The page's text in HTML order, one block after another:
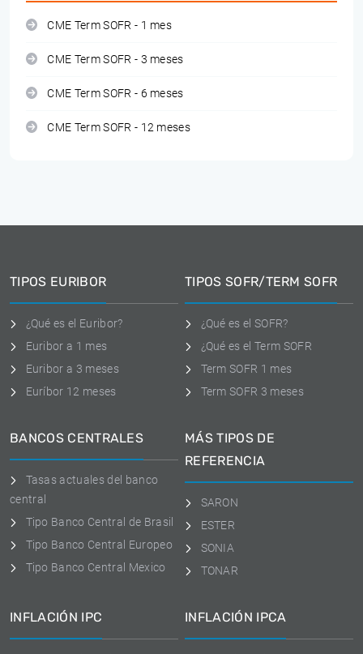
CME Term SOFR - 1 mes
CME Term SOFR - 3 meses
CME Term SOFR - 6 meses
CME Term SOFR - 12 meses
TIPOS EURIBOR
¿Qué es el Euribor?
Euribor a 1 mes
Euribor a 3 meses
Euríbor 12 meses
TIPOS SOFR/TERM SOFR
¿Qué es el SOFR?
¿Qué es el Term SOFR
Term SOFR 1 mes
Term SOFR 3 meses
BANCOS CENTRALES
Tasas actuales del banco
central
Tipo Banco Central de Brasil
Tipo Banco Central Europeo
Tipo Banco Central Mexico
MÁS TIPOS DE
REFERENCIA
SARON
ESTER
SONIA
TONAR
INFLACIÓN IPC INFLACIÓN IPCA